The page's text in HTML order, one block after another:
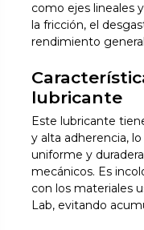
como ejes lineales
la fricción, el
rendimiento
lubricante
Este lubricante
y alta adherencia,
uniforme y
mecánicos. Es
con los materiales
Lab, evitando